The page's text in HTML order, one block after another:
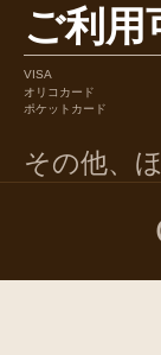
ご利用
VISA
オリコカード
ポケットカード
その他、